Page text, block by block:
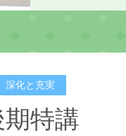
深化と充実
特講